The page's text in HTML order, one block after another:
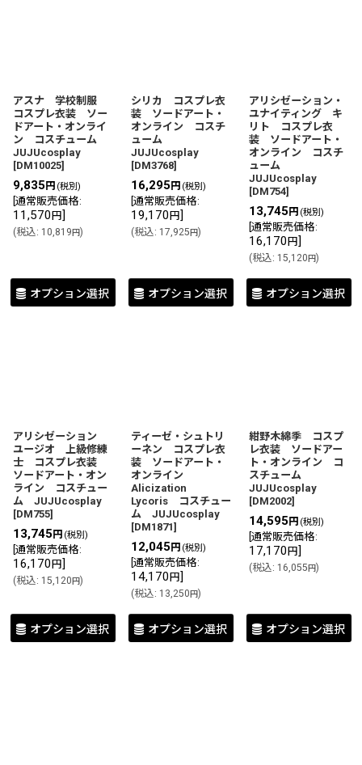
アスナ 学校制服
コスプレ衣装 ソー
ドアート・オンライ
ン コスチューム
JUJUcosplay
[DM10025]
9,835 円 (税別)
通常販売価格:
11,570 円]
(税込: 10,819円)
オプション選択
シリカ コスプレ衣
装 ソードアート・
オンライン コスチ
ューム
JUJUcosplay
[DM3768]
16,295 円 (税別)
通常販売価格:
19,170 円]
(税込: 17,925円)
オプション選択
アリシゼーション・
ユナイティング キ
リト コスプレ衣
装 ソードアート・
オンライン コスチ
ューム
JUJUcosplay
[DM754]
13,745 円 (税別)
通常販売価格:
16,170 円]
(税込: 15,120円)
オプション選択
アリシゼーション
ユージオ 上級修練
士 コスプレ衣装
ソードアート・オン
ライン コスチュー
ム JUJUcosplay
[DM755]
13,745 円 (税別)
通常販売価格:
16,170 円]
(税込: 15,120円)
オプション選択
ティーゼ・シュトリ
ーネン コスプレ衣
装 ソードアート・
オンライン
Alicization
Lycoris コスチュー
ム JUJUcosplay
[DM1871]
12,045 円 (税別)
通常販売価格:
14,170 円]
(税込: 13,250円)
オプション選択
紺野木綿季 コスプ
レ衣装 ソードアー
ト・オンライン コ
スチューム
JUJUcosplay
[DM2002]
14,595 円 (税別)
通常販売価格:
17,170 円]
(税込: 16,055円)
オプション選択